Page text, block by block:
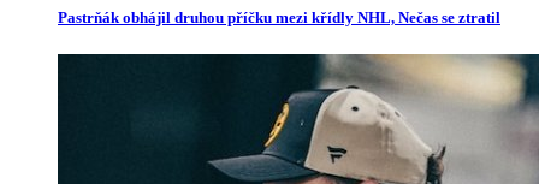
Pastrňák obhájil druhou příčku mezi křídly NHL, Nečas se ztratil